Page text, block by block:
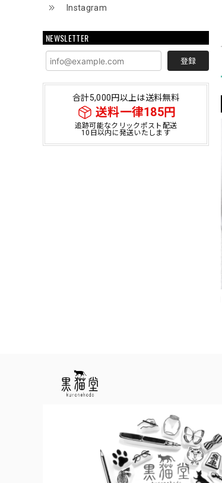
Instagram
NEWSLETTER
登録
合計5,000円以上は送料無料
送料一律185円
追跡可能なクリックポスト配送
10日以内に発送いたします